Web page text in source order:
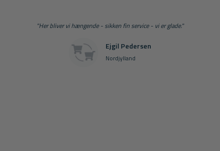
"Her bliver vi hængende - sikken fin service - vi er glade."
Ejgil Pedersen
Nordjylland